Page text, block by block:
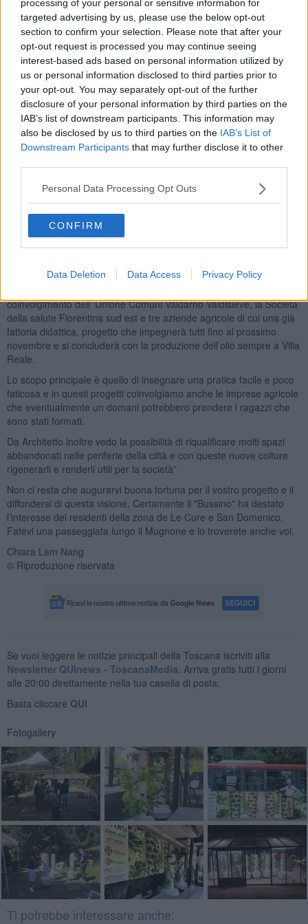
processing of your personal or sensitive information for
targeted advertising by us, please use the below opt-out
section to confirm your selection. Please note that after your
opt-out request is processed you may continue seeing
interest-based ads based on personal information utilized by
us or personal information disclosed to third parties prior to
your opt-out. You may separately opt-out of the further
disclosure of your personal information by third parties on the
IAB’s list of downstream participants. This information may
also be disclosed by us to third parties on the IAB’s List of
Downstream Participants that may further disclose it to other
Personal Data Processing Opt Outs
CONFIRM
Data Deletion Data Access Privacy Policy
possibile. Esistono anche realtà di fattorie gestite da ragazzi disabili
dove vendono prodotti, vendono piantine ecc.. (ogni torre produce
20/25 kg di verdure) Dunque inserimento socioterapeutico e anche
attività propria.
A me è piaciuto moltissimo questo modello.
Nel nostro territorio la prima installazione è stata realizzata a
Pelago insieme ai ragazzi svantaggiati dal punto di vista sociale e
con la collaborazione di giovani universitari e anziani ortisti. Un vero
e proprio gruppo di integrazione intergenerazionale.
Si passa poi al 2021 alla Rufina dove grazie all’accordo con il Cral
Ataf e il Comune di Rufina e il finanziamento della Regione
Nel 2022 sono stati organizzati i Centri estivi gratuiti proprio alla
Rufina presso la splendida location di Villa Reale, spazio concesso
dal Comune, dove è stato sperimentato per la prima volta questo
ciclo di produzione con le torri contenenti le piantine nella serra
ragazzi con disturbi di apprendimento.
coinvolgimento dell’ Unione Comuni Valdarno Valdisieve, la Società
della salute Fiorentina sud est e tre aziende agricole di cui una già
fattoria didattica, progetto che impegnerà tutti fino al prossimo
novembre e si concluderà con la produzione dell’olio sempre a Villa
Reale.
Lo scopo principale è quello di insegnare una pratica facile e poco
faticosa e in questi progetti coinvolgiamo anche le imprese agricole
che eventualmente un domani potrebbero prendere i ragazzi che
sono stati formati.
Da Architetto inoltre vedo la possibilità di riqualificare molti spazi
abbandonati nelle periferie della città e con queste nuove colture
rigenerarli e renderli utili per la società”
Non ci resta che augurarvi buona fortuna per il vostro progetto e il
diffondersi di questa visione. Certamente il "Bussino" ha destato
l’interesse dei residenti della zona de Le Cure e San Domenico.
Fatevi una passeggiata lungo il Mugnone e lo troverete anche voi.
Chiara Lam Nang
© Riproduzione riservata
Se vuoi leggere le notizie principali della Toscana iscriviti alla
Newsletter QUInews - ToscanaMedia. Arriva gratis tutti i giorni
alle 20:00 direttamente nella tua casella di posta.
Basta cliccare QUI
Fotogallery
Ti potrebbe interessare anche: